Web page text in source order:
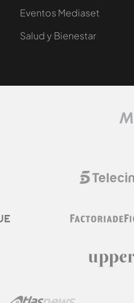
Eventos Mediaset
Salud y Bienestar